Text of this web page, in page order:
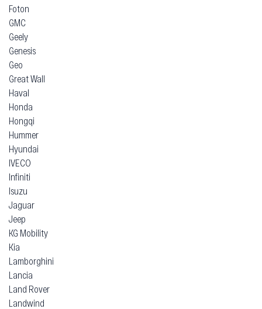
Foton
GMC
Geely
Genesis
Geo
Great Wall
Haval
Honda
Hongqi
Hummer
Hyundai
IVECO
Infiniti
Isuzu
Jaguar
Jeep
KG Mobility
Kia
Lamborghini
Lancia
Land Rover
Landwind